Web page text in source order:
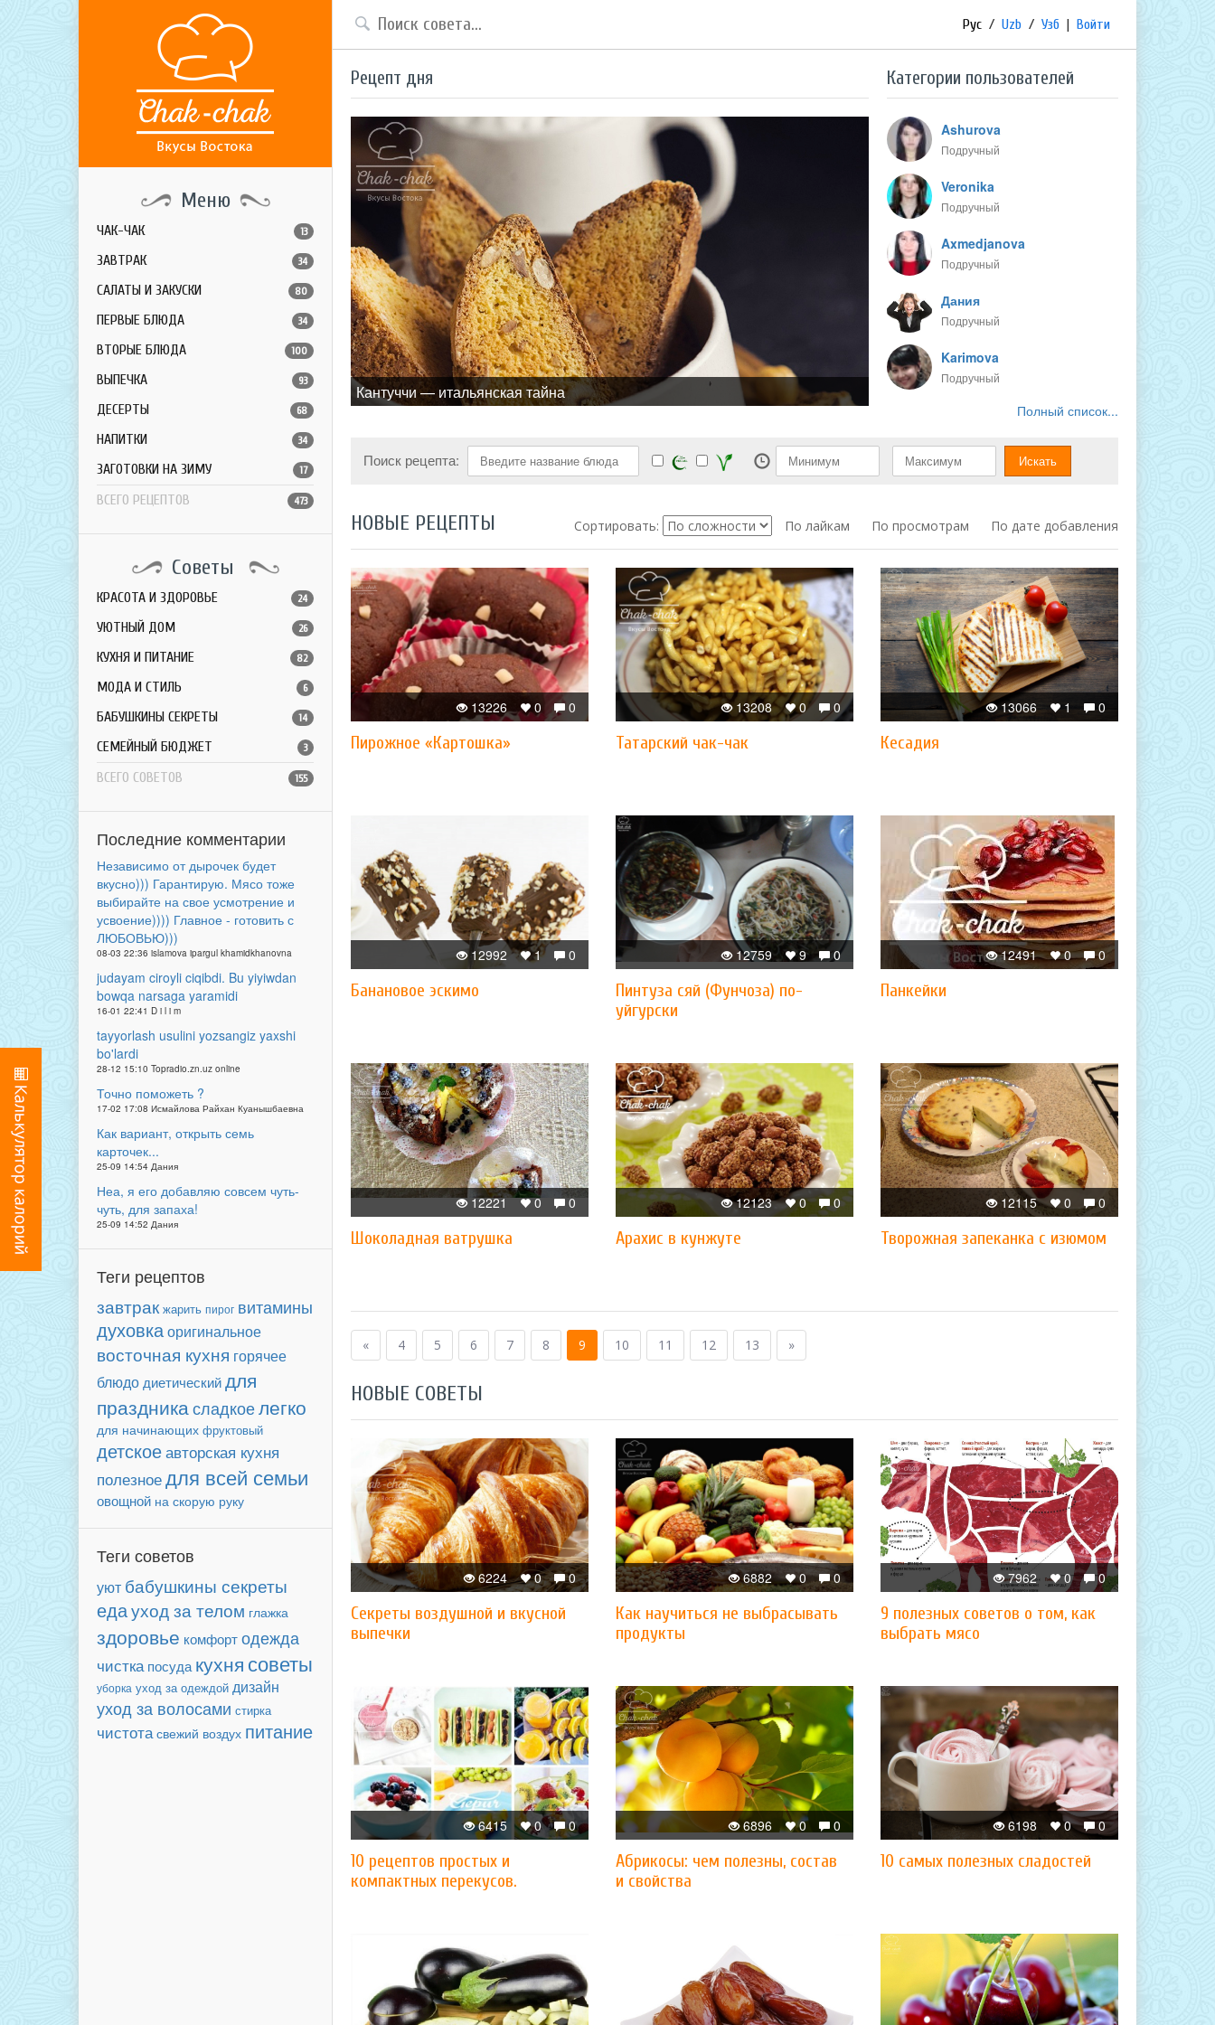
Меню
ЧАК-ЧАК 13
ЗАВТРАК 34
САЛАТЫ И ЗАКУСКИ 80
ПЕРВЫЕ БЛЮДА 34
ВТОРЫЕ БЛЮДА 100
ВЫПЕЧКА 93
ДЕСЕРТЫ 68
НАПИТКИ 34
ЗАГОТОВКИ НА ЗИМУ 17
ВСЕГО РЕЦЕПТОВ 473
Советы
КРАСОТА И ЗДОРОВЬЕ 24
УЮТНЫЙ ДОМ 26
КУХНЯ И ПИТАНИЕ 82
МОДА И СТИЛЬ 6
БАБУШКИНЫ СЕКРЕТЫ 14
СЕМЕЙНЫЙ БЮДЖЕТ 3
ВСЕГО СОВЕТОВ 155
Последние комментарии
Независимо от дырочек будет
вкусно))) Гарантирую. Мясо тоже
выбирайте на свое усмотрение и
усвоение)))) Главное - готовить с
ЛЮБОВЬЮ)))
08-03 22:36 islamova ipargul khamidkhanovna
judayam ciroyli ciqibdi. Bu yiyiwdan
bowqa narsaga yaramidi
16-01 22:41 D i l i m
tayyorlash usulini yozsangiz yaxshi
bo'lardi
28-12 15:10 Topradio.zn.uz online
Точно поможеть ?
17-02 17:08 Исмайлова Райхан Куанышбаевна
Как вариант, открыть семь
карточек...
25-09 14:54 Дания
Неа, я его добавляю совсем чуть-
чуть, для запаха!
25-09 14:52 Дания
Теги рецептов
завтрак жарить пирог витамины
духовкаоригинальное
восточная кухня горячее
блюдо диетическийдля
праздникасладкоелегко
для начинающих фруктовый
детскоеавторская кухня
полезноедля всей семьи
овощной на скорую руку
Теги советов
уют бабушкины секреты
едауход за телом глажка
здоровье комфортодежда
чистка посуда кухня советы
уборка уход за одеждой дизайн
уход за волосами стирка
чистота свежий воздух питание
Рус / Uzb / Узб | Войти
Рецепт дня
Кантуччи — итальянская тайна
Категории пользователей
Ashurova
Подручный
Veronika
Подручный
Axmedjanova
Подручный
Дания
Подручный
Karimova
Подручный
Полный список...
Поиск рецепта:
НОВЫЕ РЕЦЕПТЫ Сортировать: По лайкам По просмотрам По дате добавления
0
0
13226
Пирожное «Картошка»
0
0
13208
Татарский чак-чак
0
1
13066
Кесадия
0
1
12992
Банановое эскимо
0
9
12759
Пинтуза сяй (Фунчоза) по-
уйгурски
0
0
12491
Панкейки
0
0
12221
Шоколадная ватрушка
0
0
12123
Арахис в кунжуте
0
0
12115
Творожная запеканка с изюмом
« 4 5 6 7 8 9 10 11 12 13 »
НОВЫЕ СОВЕТЫ
0
0
6224
Секреты воздушной и вкусной
выпечки
0
0
6882
Как научиться не выбрасывать
продукты
0
0
7962
9 полезных советов о том, как
выбрать мясо
0
0
6415
10 рецептов простых и
компактных перекусов.
0
0
6896
Абрикосы: чем полезны, состав
и свойства
0
0
6198
10 самых полезных сладостей